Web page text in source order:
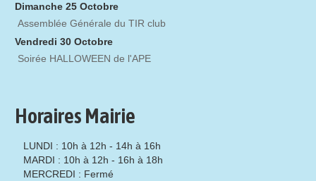
Dimanche 25 Octobre
Assemblée Générale du TIR club
Vendredi 30 Octobre
Soirée HALLOWEEN de l'APE
Horaires Mairie
LUNDI : 10h à 12h - 14h à 16h
MARDI : 10h à 12h - 16h à 18h
MERCREDI : Fermé